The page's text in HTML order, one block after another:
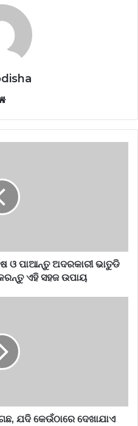
Website
ଓ ପାଆନ୍ତୁ ଅଦରକାରୀ ଭାତୁଡି
ଏହି ସହଜ ଉପାୟ
ଯଦି କେଉଁଠାରେ ଦେଖାଯାଏ